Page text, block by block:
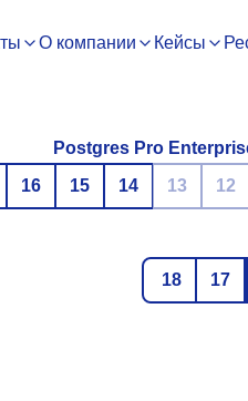
О компании Кейсы
Postgres Pro
16 15 14 13 12
18
17